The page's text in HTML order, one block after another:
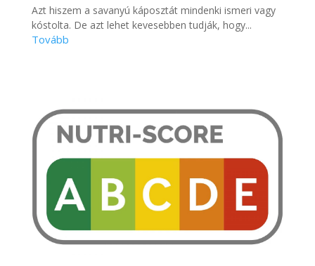
Azt hiszem a savanyú káposztát mindenki ismeri vagy
kóstolta. De azt lehet kevesebben tudják, hogy...